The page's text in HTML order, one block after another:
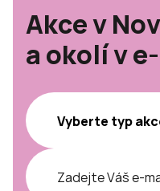
Akce v
a okolí v